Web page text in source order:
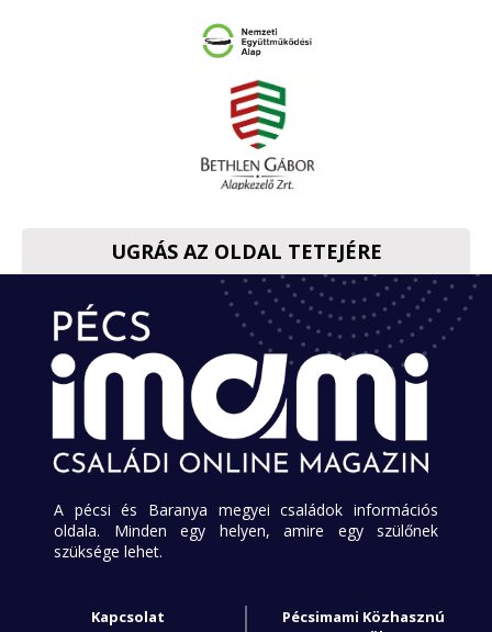
UGRÁS AZ OLDAL TETEJÉRE
A pécsi és Baranya megyei családok információs
oldala. Minden egy helyen, amire egy szülőnek
szüksége lehet.
Kapcsolat
Pécsimami Közhasznú